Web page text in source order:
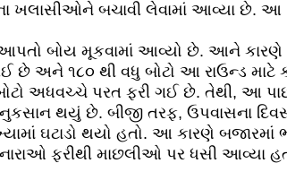
ખલાસીઓને બચાવી લેવામાં આવ્યા
બોય મૂકવામાં આવ્યો છે. આને કારણે
અને ૧૮૦ થી વધુ બોટો આ રાઉન્ડ માટે
બોટો અધવચ્ચે પરત ફરી ગઈ છે. તેથી, આ
થયું છે. બીજી તરફ, ઉપવાસના
ઘટાડો થયો હતો. આ કારણે
ફરીથી માછલીઓ પર ધસી આવ્યા